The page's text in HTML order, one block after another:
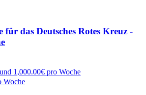
das Deutsches Rotes Kreuz -
1,000.00€ pro Woche
Woche